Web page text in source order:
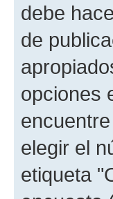
debe
de
opciones
elegir el
etiqueta